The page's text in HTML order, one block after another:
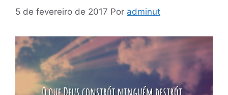
5 de fevereiro de 2017 Por adminut